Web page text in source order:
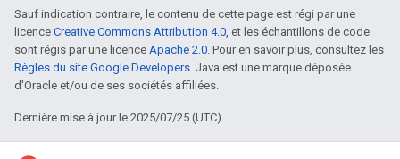
Sauf indication contraire, le contenu de cette page est régi par une
licence Creative Commons Attribution 4.0, et les échantillons de code
sont régis par une licence Apache 2.0. Pour en savoir plus, consultez les
Règles du site Google Developers. Java est une marque déposée
d'Oracle et/ou de ses sociétés affiliées.
Dernière mise à jour le 2025/07/25 (UTC).